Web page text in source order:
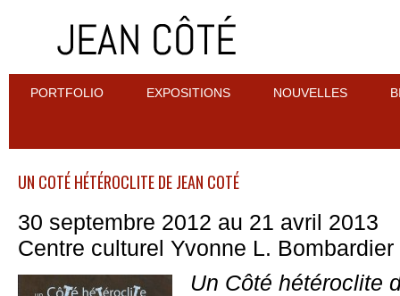
PORTFOLIO EXPOSITIONS NOUVELLES
UN COTÉ HÉTÉROCLITE DE JEAN COTÉ
30 septembre 2012 au 21 avril 2013
Centre culturel Yvonne L. Bombardier
Un Côté hétéroclite